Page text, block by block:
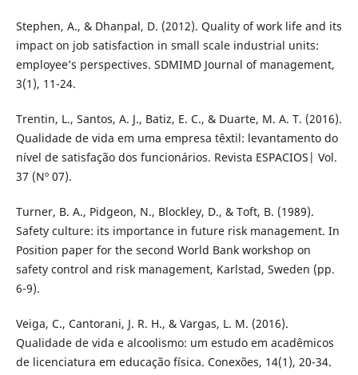
Stephen, A., & Dhanpal, D. (2012). Quality of work life and its
impact on job satisfaction in small scale industrial units:
employee’s perspectives. SDMIMD Journal of management,
3(1), 11-24.
Trentin, L., Santos, A. J., Batiz, E. C., & Duarte, M. A. T. (2016).
Qualidade de vida em uma empresa têxtil: levantamento do
nível de satisfação dos funcionários. Revista ESPACIOS| Vol.
37 (Nº 07).
Turner, B. A., Pidgeon, N., Blockley, D., & Toft, B. (1989).
Safety culture: its importance in future risk management. In
Position paper for the second World Bank workshop on
safety control and risk management, Karlstad, Sweden (pp.
6-9).
Veiga, C., Cantorani, J. R. H., & Vargas, L. M. (2016).
Qualidade de vida e alcoolismo: um estudo em acadêmicos
de licenciatura em educação física. Conexões, 14(1), 20-34.